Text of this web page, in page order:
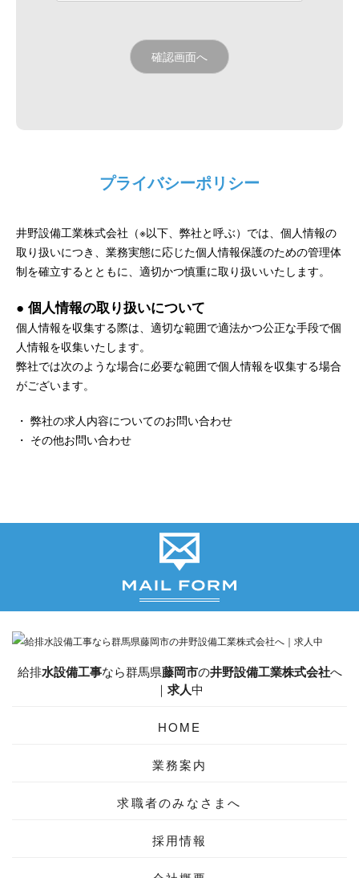
プライバシーポリシー
井野設備工業株式会社（※以下、弊社と呼ぶ）では、個人情報の
取り扱いにつき、業務実態に応じた個人情報保護のための管理体
制を確立するとともに、適切かつ慎重に取り扱いいたします。
● 個人情報の取り扱いについて
個人情報を収集する際は、適切な範囲で適法かつ公正な手段で個
人情報を収集いたします。
弊社では次のような場合に必要な範囲で個人情報を収集する場合
がございます。
・ 弊社の求人内容についてのお問い合わせ
・ その他お問い合わせ
給排水設備工事なら群馬県藤岡市の井野設備工業株式会社へ
｜ 求人中
HOME
業務案内
求職者のみなさまへ
採用情報